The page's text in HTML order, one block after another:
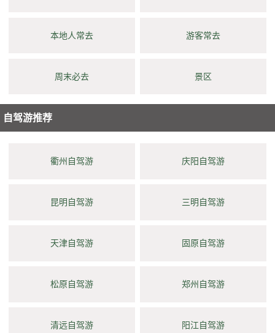
本地人常去 游客常去
周末必去 景区
自驾游推荐
衢州自驾游 庆阳自驾游
昆明自驾游 三明自驾游
天津自驾游 固原自驾游
松原自驾游 郑州自驾游
清远自驾游 阳江自驾游